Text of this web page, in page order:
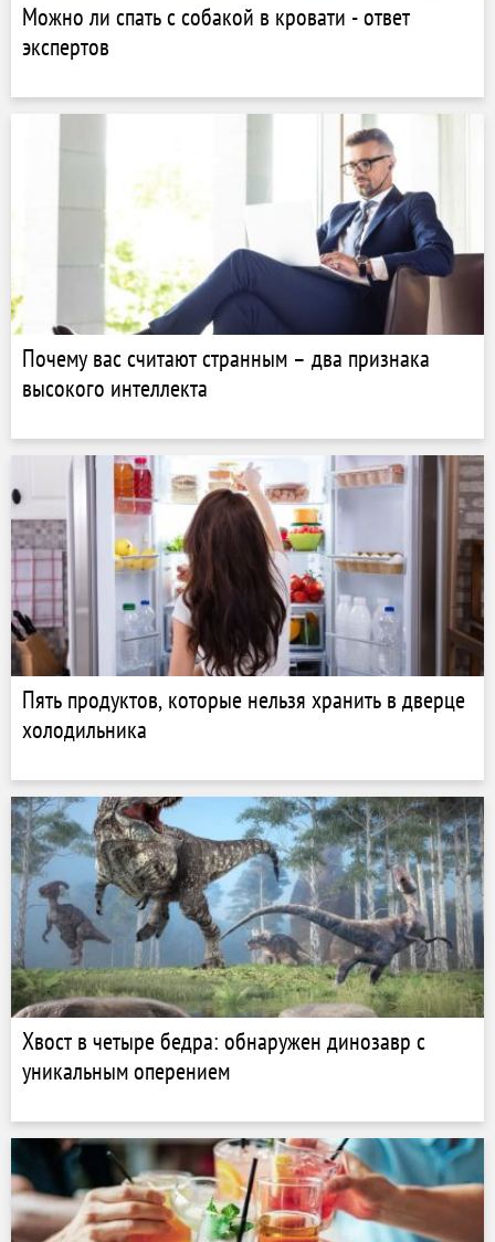
Можно ли спать с собакой в кровати - ответ
экспертов
Почему вас считают странным – два признака
высокого интеллекта
Пять продуктов, которые нельзя хранить в дверце
холодильника
Хвост в четыре бедра: обнаружен динозавр с
уникальным оперением